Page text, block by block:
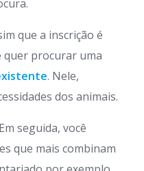
que a inscrição é
quer procurar uma
. Nele,
dos animais.
Em seguida, você
que mais combinam